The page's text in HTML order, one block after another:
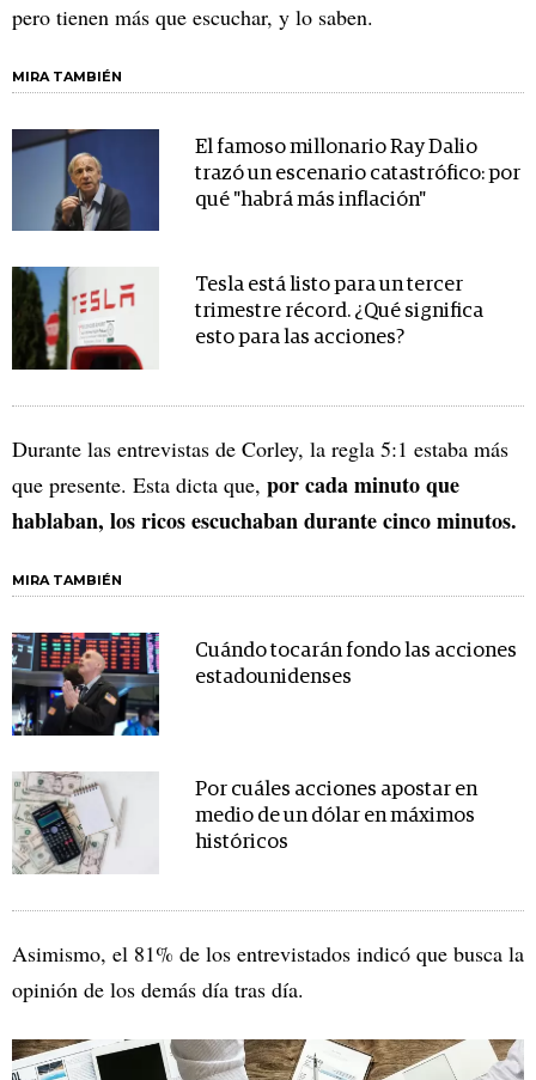
pero tienen más que escuchar, y lo saben.
MIRA TAMBIÉN
El famoso millonario Ray Dalio
trazó un escenario catastrófico: por
qué "habrá más inflación"
Tesla está listo para un tercer
trimestre récord. ¿Qué significa
esto para las acciones?
Durante las entrevistas de Corley, la regla 5:1 estaba más
que presente. Esta dicta que, por cada minuto que
hablaban, los ricos escuchaban durante cinco minutos.
MIRA TAMBIÉN
Cuándo tocarán fondo las acciones
estadounidenses
Por cuáles acciones apostar en
medio de un dólar en máximos
históricos
Asimismo, el 81% de los entrevistados indicó que busca la
opinión de los demás día tras día.